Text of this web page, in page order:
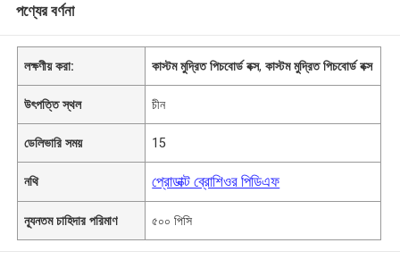
পণ্যের বর্ণনা
লক্ষণীয় করা: কাস্টম মুদ্রিত পিচবোর্ড বক্স,কাস্টম মুদ্রিত পিচবোর্ড বক্স
উৎপত্তি স্থল চীন
ডেলিভারি সময় 15
নথি প্রোডাক্ট ব্রোশিওর পিডিএফ
ন্যূনতম চাহিদার পরিমাণ ৫০০ পিসি